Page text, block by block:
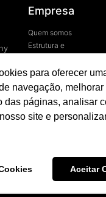
para oferecer
navegação, melhorar
das páginas, analisar
site e
Aceitar
de
Empresa
Quem somos
Estrutura e
Tecnologia
Contato